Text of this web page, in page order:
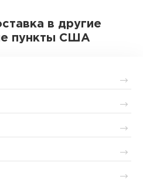
в другие
пункты США